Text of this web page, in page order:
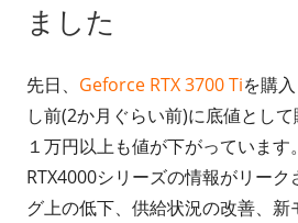
ました
先日、 Geforce RTX 3700 Tiを購
し前(2か月ぐらい前)に底値として
１万円以上も値が下がっています
RTX4000シリーズの情報がリーク
グ上の低下、供給状況の改善、